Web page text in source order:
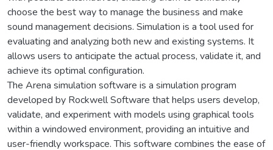
choose the best way to manage the business and make
sound management decisions. Simulation is a tool used for
evaluating and analyzing both new and existing systems. It
allows users to anticipate the actual process, validate it, and
achieve its optimal configuration.
The Arena simulation software is a simulation program
developed by Rockwell Software that helps users develop,
validate, and experiment with models using graphical tools
within a windowed environment, providing an intuitive and
user-friendly workspace. This software combines the ease of